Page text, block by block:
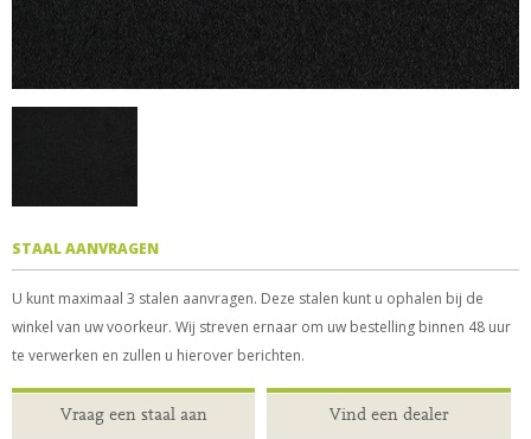
STAAL AANVRAGEN
U kunt maximaal 3 stalen aanvragen. Deze stalen kunt u ophalen bij de
winkel van uw voorkeur. Wij streven ernaar om uw bestelling binnen 48 uur
te verwerken en zullen u hierover berichten.
Vraag een staal aan Vind een dealer